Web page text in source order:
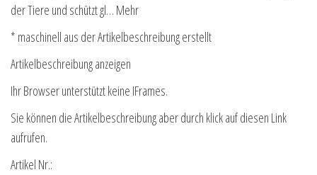
der Tiere und schützt gl… Mehr
* maschinell aus der Artikelbeschreibung erstellt
Artikelbeschreibung anzeigen
Ihr Browser unterstützt keine IFrames.
Sie können die Artikelbeschreibung aber durch klick auf diesen Link
aufrufen.
Artikel Nr.: